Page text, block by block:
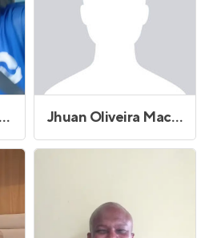
Jaqueline da Rosa Seraphim Jhuan Oliveira Machado